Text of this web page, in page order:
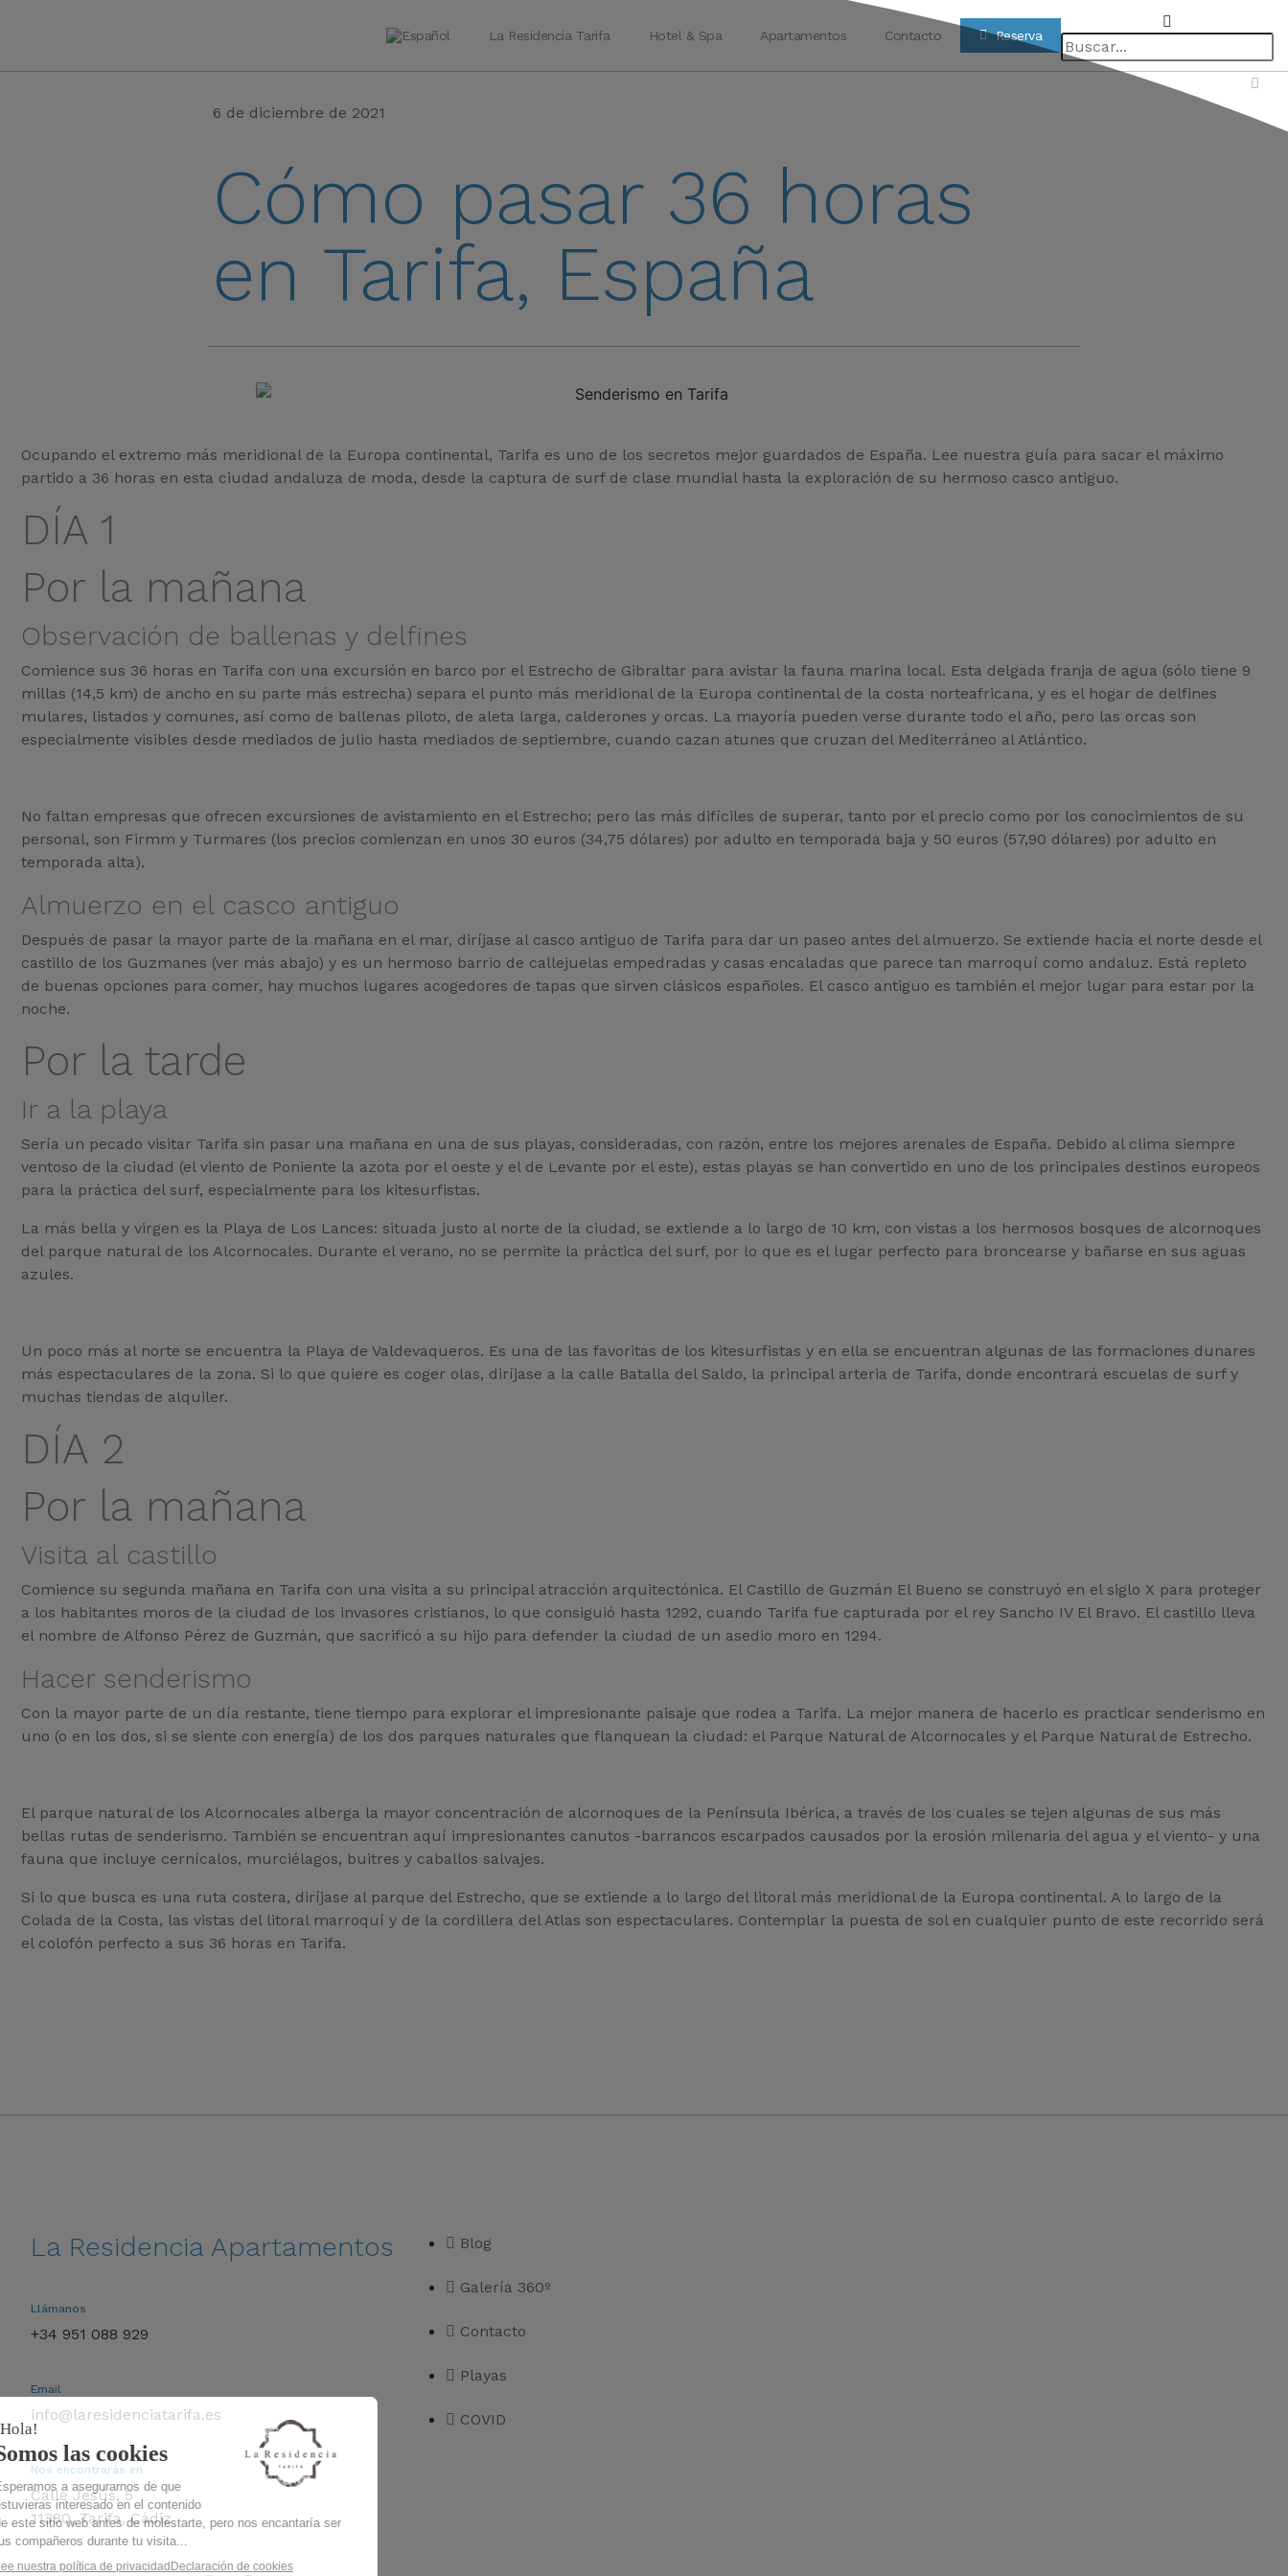
La Residencia Tarifa Hotel & Spa Apartamentos Contacto Reserva
6 de diciembre de 2021
Cómo pasar 36 horas
en Tarifa, España
Ocupando el extremo más meridional de la Europa continental, Tarifa es uno de los secretos mejor guardados de España. Lee nuestra guía para sacar el máximo
partido a 36 horas en esta ciudad andaluza de moda, desde la captura de surf de clase mundial hasta la exploración de su hermoso casco antiguo.
DÍA 1
Por la mañana
Observación de ballenas y delfines
Comience sus 36 horas en Tarifa con una excursión en barco por el Estrecho de Gibraltar para avistar la fauna marina local. Esta delgada franja de agua (sólo tiene 9
millas (14,5 km) de ancho en su parte más estrecha) separa el punto más meridional de la Europa continental de la costa norteafricana, y es el hogar de delfines
mulares, listados y comunes, así como de ballenas piloto, de aleta larga, calderones y orcas. La mayoría pueden verse durante todo el año, pero las orcas son
especialmente visibles desde mediados de julio hasta mediados de septiembre, cuando cazan atunes que cruzan del Mediterráneo al Atlántico.
No faltan empresas que ofrecen excursiones de avistamiento en el Estrecho; pero las más difíciles de superar, tanto por el precio como por los conocimientos de su
personal, son Firmm y Turmares (los precios comienzan en unos 30 euros (34,75 dólares) por adulto en temporada baja y 50 euros (57,90 dólares) por adulto en
temporada alta).
Almuerzo en el casco antiguo
Después de pasar la mayor parte de la mañana en el mar, diríjase al casco antiguo de Tarifa para dar un paseo antes del almuerzo. Se extiende hacia el norte desde el
castillo de los Guzmanes (ver más abajo) y es un hermoso barrio de callejuelas empedradas y casas encaladas que parece tan marroquí como andaluz. Está repleto
de buenas opciones para comer, hay muchos lugares acogedores de tapas que sirven clásicos españoles. El casco antiguo es también el mejor lugar para estar por la
noche.
Por la tarde
Ir a la playa
Sería un pecado visitar Tarifa sin pasar una mañana en una de sus playas, consideradas, con razón, entre los mejores arenales de España. Debido al clima siempre
ventoso de la ciudad (el viento de Poniente la azota por el oeste y el de Levante por el este), estas playas se han convertido en uno de los principales destinos europeos
para la práctica del surf, especialmente para los kitesurfistas.
La más bella y virgen es la Playa de Los Lances: situada justo al norte de la ciudad, se extiende a lo largo de 10 km, con vistas a los hermosos bosques de alcornoques
del parque natural de los Alcornocales. Durante el verano, no se permite la práctica del surf, por lo que es el lugar perfecto para broncearse y bañarse en sus aguas
azules.
Un poco más al norte se encuentra la Playa de Valdevaqueros. Es una de las favoritas de los kitesurfistas y en ella se encuentran algunas de las formaciones dunares
más espectaculares de la zona. Si lo que quiere es coger olas, diríjase a la calle Batalla del Saldo, la principal arteria de Tarifa, donde encontrará escuelas de surf y
muchas tiendas de alquiler.
DÍA 2
Por la mañana
Visita al castillo
Comience su segunda mañana en Tarifa con una visita a su principal atracción arquitectónica. El Castillo de Guzmán El Bueno se construyó en el siglo X para proteger
a los habitantes moros de la ciudad de los invasores cristianos, lo que consiguió hasta 1292, cuando Tarifa fue capturada por el rey Sancho IV El Bravo. El castillo lleva
el nombre de Alfonso Pérez de Guzmán, que sacrificó a su hijo para defender la ciudad de un asedio moro en 1294.
Hacer senderismo
Con la mayor parte de un día restante, tiene tiempo para explorar el impresionante paisaje que rodea a Tarifa. La mejor manera de hacerlo es practicar senderismo en
uno (o en los dos, si se siente con energía) de los dos parques naturales que flanquean la ciudad: el Parque Natural de Alcornocales y el Parque Natural de Estrecho.
El parque natural de los Alcornocales alberga la mayor concentración de alcornoques de la Península Ibérica, a través de los cuales se tejen algunas de sus más
bellas rutas de senderismo. También se encuentran aquí impresionantes canutos -barrancos escarpados causados por la erosión milenaria del agua y el viento- y una
fauna que incluye cernícalos, murciélagos, buitres y caballos salvajes.
Si lo que busca es una ruta costera, diríjase al parque del Estrecho, que se extiende a lo largo del litoral más meridional de la Europa continental. A lo largo de la
Colada de la Costa, las vistas del litoral marroquí y de la cordillera del Atlas son espectaculares. Contemplar la puesta de sol en cualquier punto de este recorrido será
el colofón perfecto a sus 36 horas en Tarifa.
La Residencia Apartamentos
Llámanos
+34 951 088 929
Email
info@laresidenciatarifa.es
Nos encontrarás en
Calle Jesús, 5
11380, Tarifa, Cádiz
Blog
Galería 360º
Contacto
Playas
COVID